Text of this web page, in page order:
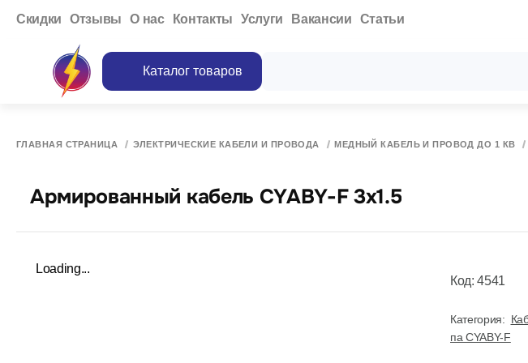
Cкидки Отзывы О нас Контакты Услуги Вакансии Статьи
Каталог товаров
ГЛАВНАЯ СТРАНИЦА ЭЛЕКТРИЧЕСКИЕ КАБЕЛИ И ПРОВОДА МЕДНЫЙ КАБЕЛЬ И ПРОВОД ДО 1 КВ
Армированный кабель CYABY-F 3x1.5
Loading...
Код: 4541
Категория:
па CYABY-F